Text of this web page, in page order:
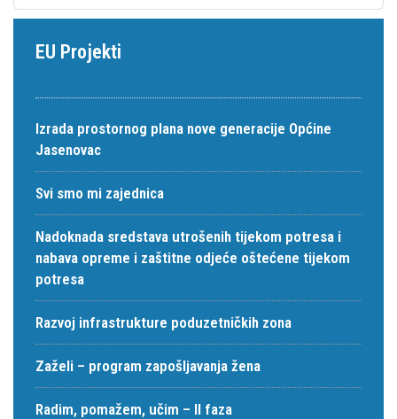
EU Projekti
Izrada prostornog plana nove generacije Općine
Jasenovac
Svi smo mi zajednica
Nadoknada sredstava utrošenih tijekom potresa i
nabava opreme i zaštitne odjeće oštećene tijekom
potresa
Razvoj infrastrukture poduzetničkih zona
Zaželi – program zapošljavanja žena
Radim, pomažem, učim – II faza